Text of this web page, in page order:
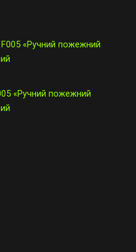
«Ручний пожежний